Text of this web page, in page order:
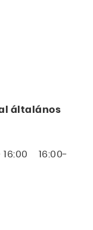
általános
16:00 16:00-